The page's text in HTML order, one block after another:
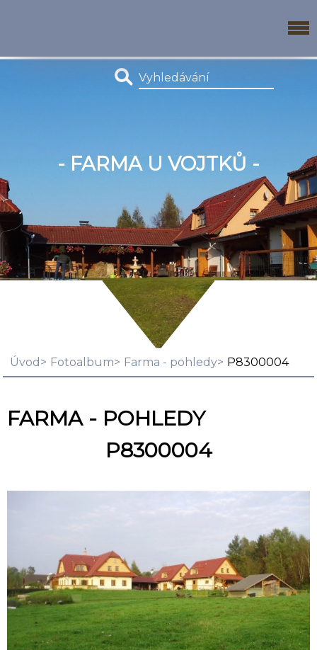
- FARMA U VOJTKŮ -
Úvod Fotoalbum Farma - pohledy P8300004
FARMA - POHLEDY
P8300004